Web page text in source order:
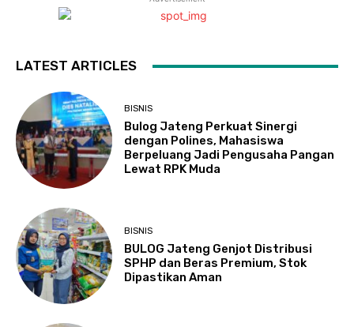
LATEST ARTICLES
BISNIS
Bulog Jateng Perkuat Sinergi
dengan Polines, Mahasiswa
Berpeluang Jadi Pengusaha Pangan
Lewat RPK Muda
BISNIS
BULOG Jateng Genjot Distribusi
SPHP dan Beras Premium, Stok
Dipastikan Aman